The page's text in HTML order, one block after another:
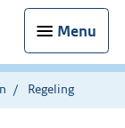
Menu
Regeling